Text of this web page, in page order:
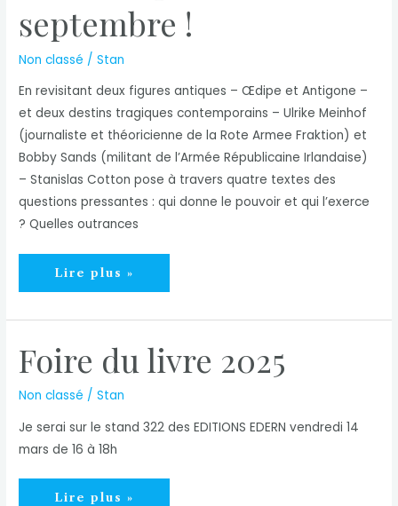
septembre !
Non classé /Stan
En revisitant deux figures antiques – Œdipe et Antigone –
et deux destins tragiques contemporains – Ulrike Meinhof
(journaliste et théoricienne de la Rote Armee Fraktion) et
Bobby Sands (militant de l’Armée Républicaine Irlandaise)
– Stanislas Cotton pose à travers quatre textes des
questions pressantes : qui donne le pouvoir et qui l’exerce
? Quelles outrances
Nouvelle
!
Lire plus »
Foire du livre 2025
Non classé /Stan
Je serai sur le stand 322 des EDITIONS EDERN vendredi 14
mars de 16 à 18h
Lire plus »